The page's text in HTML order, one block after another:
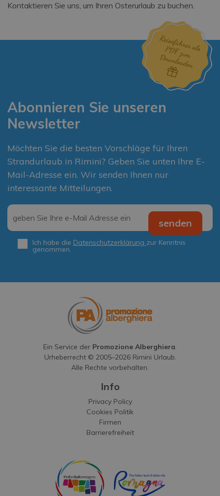
Kontaktieren Sie uns, um Ihren Osterurlaub zu buchen.
Abonnieren Sie unseren
Newsletter
Möchten Sie die besten Vorschläge für Ihren
Strandurlaub in Rimini? Geben Sie unten Ihre E-
Mail-Adresse ein. Wir senden Ihnen nur
interessante Mitteilungen.
Email
Privacy *
Ich habe die Datenschutzerklärung zur Kenntnis
genommen.
senden
Ein Service der Promozione Alberghiera.
Urheberrecht © 2005–2026Rimini Urlaub.
Alle Rechte vorbehalten.
Info
Privacy Policy
Cookies Politik
Firmen
Barrierefreiheit